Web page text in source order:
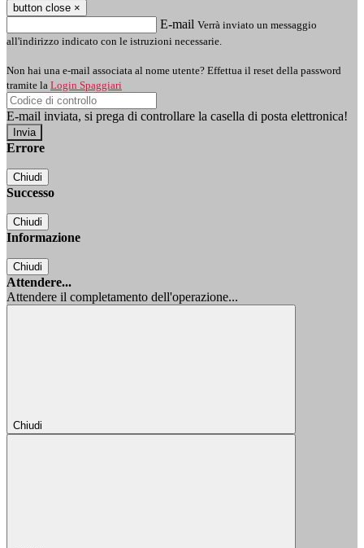
button close ×
E-mail Verrà inviato un messaggio
all'indirizzo indicato con le istruzioni necessarie.
Non hai una e-mail associata al nome utente? Effettua il reset della password
tramite la Login Spaggiari
E-mail inviata, si prega di controllare la casella di posta elettronica!
Errore
Chiudi
Successo
Chiudi
Informazione
Chiudi
Attendere...
Attendere il completamento dell'operazione...
Chiudi